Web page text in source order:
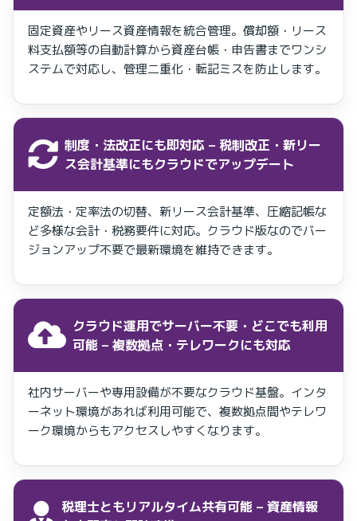
固定資産やリース資産情報を統合管理。償却額・リース
料支払額等の自動計算から資産台帳・申告書までワンシ
ステムで対応し、管理二重化・転記ミスを防止します。
制度・法改正にも即対応– 税制改正・新リー
ス会計基準にもクラウドでアップデート
定額法・定率法の切替、新リース会計基準、圧縮記帳な
ど多様な会計・税務要件に対応。クラウド版なのでバー
ジョンアップ不要で最新環境を維持できます。
クラウド運用でサーバー不要・どこでも利用
可能 – 複数拠点・テレワークにも対応
社内サーバーや専用設備が不要なクラウド基盤。インタ
ーネット環境があれば利用可能で、複数拠点間やテレワ
ーク環境からもアクセスしやすくなります。
税理士ともリアルタイム共有可能 – 資産情報